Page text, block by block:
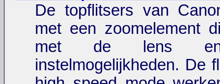
De topflitsers van
met een zoomelement
met de lens en
instelmogelijkheden. De